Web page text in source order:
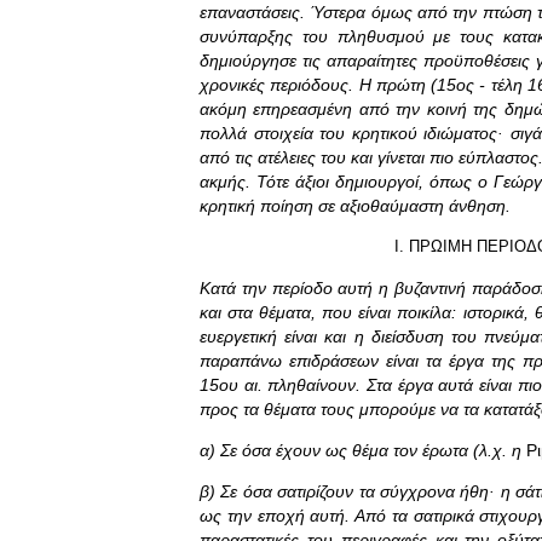
επαναστάσεις. Ύστερα όμως από την πτώση
συνύπαρξης του πληθυσμού με τους
δημιούργησε τις απαραίτητες προϋποθέσεις
χρονικές περιόδους. Η πρώτη (15ος - τέλη
ακόμη επηρεασμένη από την κοινή της
πολλά στοιχεία του κρητικού ιδιώματος·
από τις ατέλειες του και γίνεται πιο
ακμής. Τότε άξιοι δημιουργοί, όπως ο
κρητική ποίηση σε αξιοθαύμαστη άνθηση.
I. ΠΡΩΙΜΗ
Κατά την περίοδο αυτή η βυζαντινή
και στα θέματα, που είναι ποικίλα:
ευεργετική είναι και η διείσδυση του
παραπάνω επιδράσεων είναι τα έργα της
15ου αι. πληθαίνουν. Στα έργα αυτά είναι
προς τα θέματα τους μπορούμε να τα
α) Σε όσα έχουν ως θέμα τον έρωτα (λ.χ. η
β) Σε όσα σατιρίζουν τα σύγχρονα ήθη· η
ως την εποχή αυτή. Από τα σατιρικά